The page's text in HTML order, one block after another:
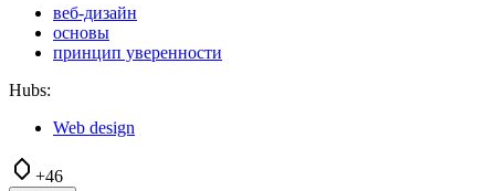
веб-дизайн
основы
принцип уверенности
Hubs:
Web design
+46